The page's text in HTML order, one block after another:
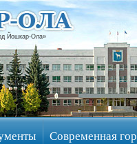
Йошкар-Ола»
Современная